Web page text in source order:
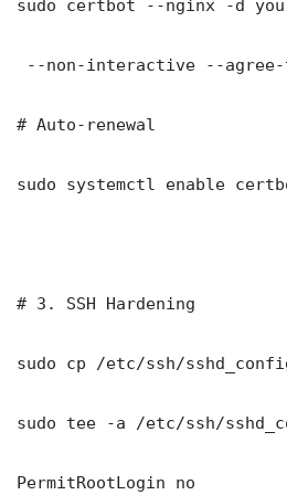
sudo certbot --nginx -d
--non-interactive --agree-
# Auto-renewal
sudo systemctl enable
# 3. SSH Hardening
sudo cp /etc/ssh/
sudo tee -a /etc/ssh/
PermitRootLogin no